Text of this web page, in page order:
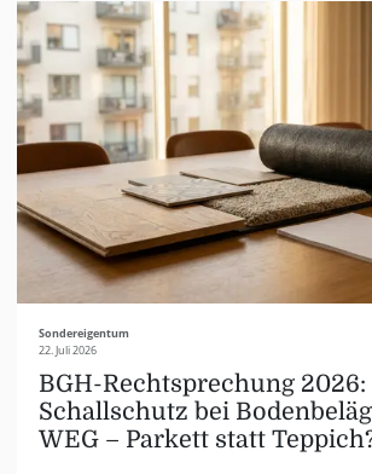
Sondereigentum
22. Juli 2026
BGH-Rechtsprechung 2026:
Schallschutz bei
WEG – Parkett statt